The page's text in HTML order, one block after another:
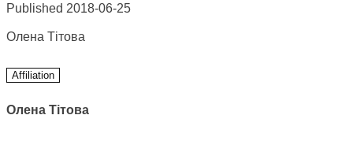
Published 2018-06-25
Олена Тітова
Affiliation
Олена Тітова